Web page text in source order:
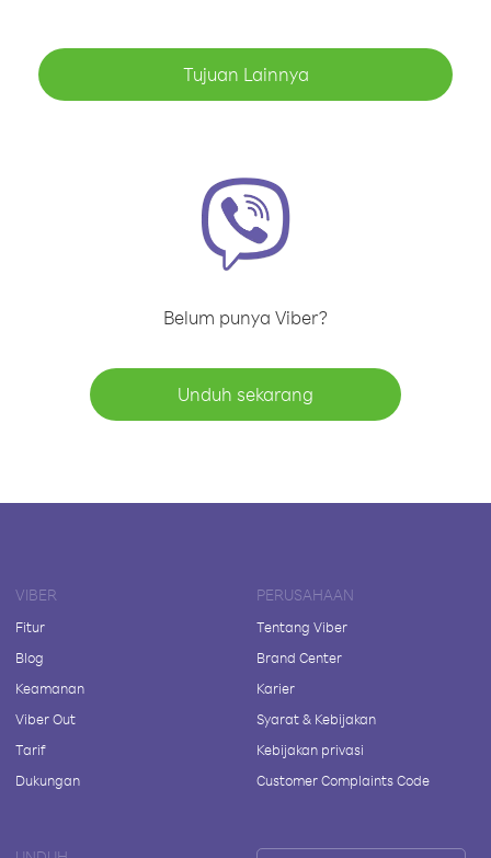
Tujuan Lainnya
Belum punya Viber?
Unduh sekarang
VIBER
Fitur
Blog
Keamanan
Viber Out
Tarif
Dukungan
PERUSAHAAN
Tentang Viber
Brand Center
Karier
Syarat & Kebijakan
Kebijakan privasi
Customer Complaints Code